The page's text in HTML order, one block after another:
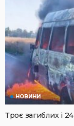
НОВИНИ
Троє загиблих і